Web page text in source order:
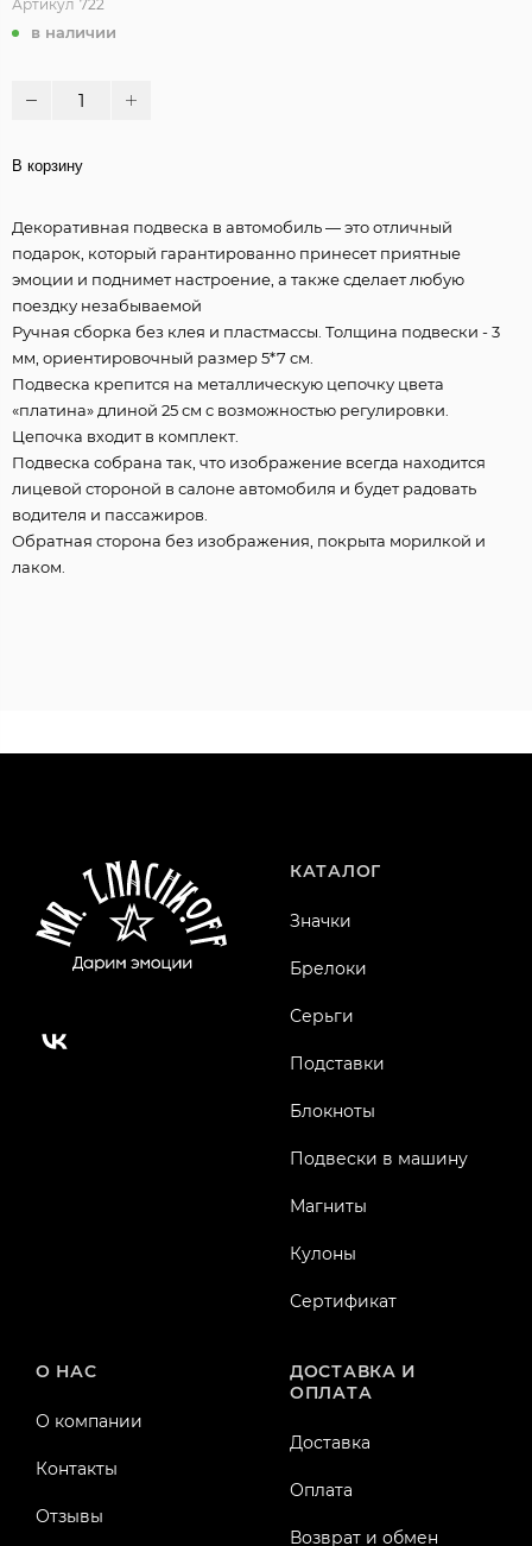
Артикул 722
в наличии
В корзину
Декоративная подвеска в автомобиль — это отличный
подарок, который гарантированно принесет приятные
эмоции и поднимет настроение, а также сделает любую
поездку незабываемой
Ручная сборка без клея и пластмассы. Толщина подвески - 3
мм, ориентировочный размер 5*7 см.
Подвеска крепится на металлическую цепочку цвета
«платина» длиной 25 см с возможностью регулировки.
Цепочка входит в комплект.
Подвеска собрана так, что изображение всегда находится
лицевой стороной в салоне автомобиля и будет радовать
водителя и пассажиров.
Обратная сторона без изображения, покрыта морилкой и
лаком.
КАТАЛОГ
Значки
Брелоки
Серьги
Подставки
Блокноты
Подвески в машину
Магниты
Кулоны
Сертификат
О НАС
О компании
Контакты
Отзывы
ДОСТАВКА И
ОПЛАТА
Доставка
Оплата
Возврат и обмен